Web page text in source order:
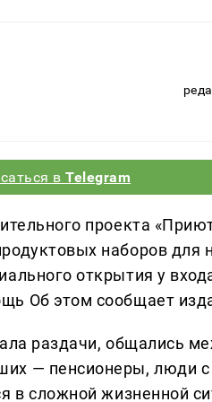
вTelegram
проекта
наборов
открытия у
Об этом сообщает
раздачи, общались
— пенсионеры, люди с
в сложной жизненной